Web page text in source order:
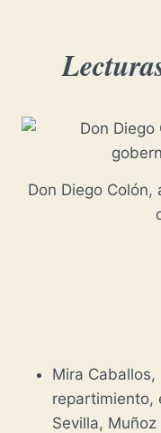
Don Diego
Mira
repartimiento,
Sevilla,